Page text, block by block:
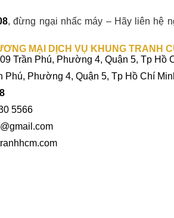
, đừng ngại nhấc máy – Hãy liên hệ
MẠI DỊCH VỤ KHUNG TRANH
Trần Phú, Phường 4, Quận 5, Tp Hồ
Phú, Phường 4, Quận 5, Tp Hồ Chí
5566